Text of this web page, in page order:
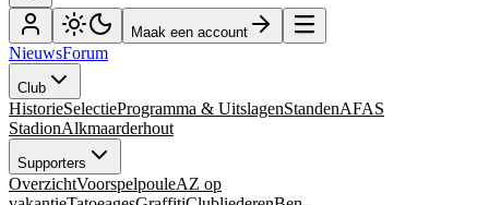
Maak een account
NieuwsForum
Club
HistorieSelectieProgramma & UitslagenStandenAFAS
StadionAlkmaarderhout
Supporters
OverzichtVoorspelpouleAZ op